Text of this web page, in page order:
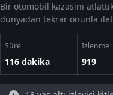
Bir otomobil kazasını
dünyadan tekrar onunla
Süre
116 dakika
İzlenme
919